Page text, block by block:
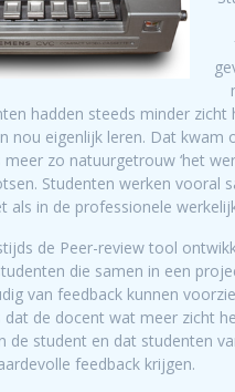
hadden steeds minder zicht
nou eigenlijk leren. Dat kwam
zo natuurgetrouw ‘het
Studenten werken vooral
als in de professionele
de Peer-review tool
die samen in een
van feedback kunnen
dat de docent wat meer zicht
de student en dat studenten
feedback krijgen.